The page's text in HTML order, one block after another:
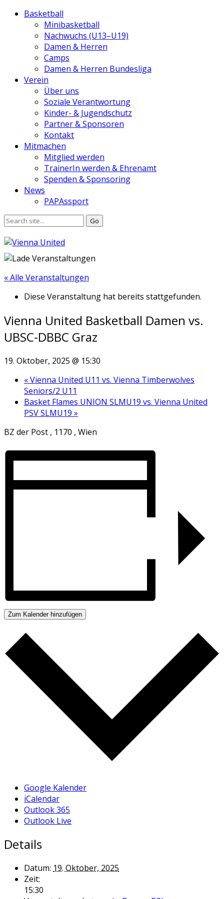
Basketball
Minibasketball
Nachwuchs (U13–U19)
Damen & Herren
Camps
Damen & Herren Bundesliga
Verein
Über uns
Soziale Verantwortung
Kinder- & Jugendschutz
Partner & Sponsoren
Kontakt
Mitmachen
Mitglied werden
TrainerIn werden & Ehrenamt
Spenden & Sponsoring
News
PAPAssport
« Alle Veranstaltungen
Diese Veranstaltung hat bereits stattgefunden.
Vienna United Basketball Damen vs.
UBSC-DBBC Graz
19. Oktober, 2025 @ 15:30
«Vienna United U11 vs. Vienna Timberwolves
Seniors/2 U11
Basket Flames UNION SLMU19 vs. Vienna United
PSV SLMU19 »
BZ der Post , 1170 , Wien
Zum Kalender hinzufügen
Google Kalender
iCalendar
Outlook 365
Outlook Live
Details
Datum: 19. Oktober, 2025
Zeit:
15:30